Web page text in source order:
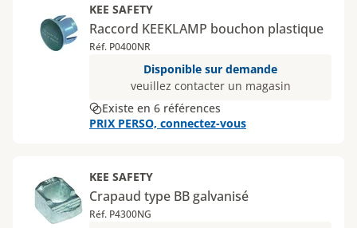
KEE SAFETY
Raccord KEEKLAMP bouchon plastique
Réf. P0400NR
Disponible sur demande
veuillez contacter un magasin
Existe en 6 références
PRIX PERSO, connectez-vous
KEE SAFETY
Crapaud type BB galvanisé
Réf. P4300NG